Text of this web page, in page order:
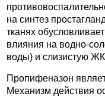
на синтез
тканях
влияния на водно-
воды) и слизистую
Пропифеназон
Механизм действия